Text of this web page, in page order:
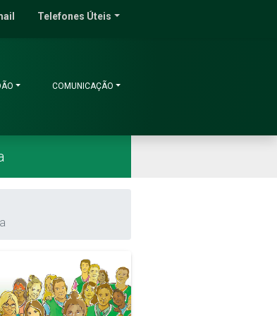
Telefones Úteis
COMUNICAÇÃO